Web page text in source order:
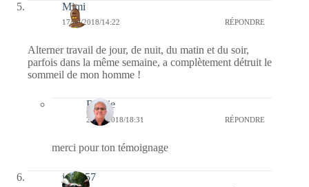
Mimi
17/09/2018/14:22 RÉPONDRE
Alterner travail de jour, de nuit, du matin et du soir,
parfois dans la même semaine, a complètement détruit le
sommeil de mon homme !
Bernie
23/09/2018/18:31 RÉPONDRE
merci pour ton témoignage
jazzy57